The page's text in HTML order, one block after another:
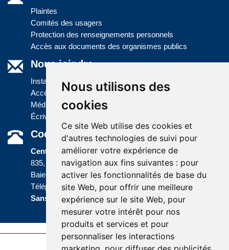
Nous utilisons des
cookies
Ce site Web utilise des cookies et
d'autres technologies de suivi pour
améliorer votre expérience de
navigation aux fins suivantes : pour
activer les fonctionnalités de base du
site Web, pour offrir une meilleure
expérience sur le site Web, pour
mesurer votre intérêt pour nos
produits et services et pour
personnaliser les interactions
Plaintes
Comités des usagers
Protection des renseignements personnels
Accès aux documents des organismes publics
Nous joindre
Installations
Accès à l'information
Médias
Écrivez-nous
Coordonnées
Centre administratif
835, boulevard Jolliet
Baie-Comeau (Québec) G5C 1P5
Téléphone :418 589-9845 ou
Sans frais : 1 800 463-5142